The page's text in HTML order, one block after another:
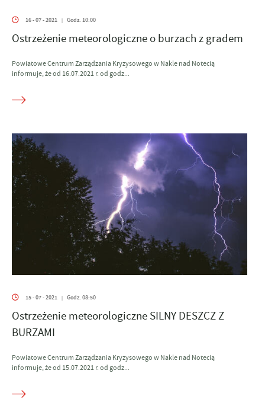
16 - 07 - 2021 | Godz. 10:00
Ostrzeżenie meteorologiczne o burzach z gradem
Powiatowe Centrum Zarządzania Kryzysowego w Nakle nad Notecią
informuje, że od 16.07.2021 r. od godz...
15 - 07 - 2021 | Godz. 08:50
Ostrzeżenie meteorologiczne SILNY DESZCZ Z
BURZAMI
Powiatowe Centrum Zarządzania Kryzysowego w Nakle nad Notecią
informuje, że od 15.07.2021 r. od godz...